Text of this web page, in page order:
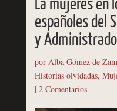
La mujeres en
españoles del
y
por Alba Gómez de
Historias olvidadas,
| 2 Comentarios